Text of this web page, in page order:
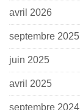
avril 2026
septembre 2025
juin 2025
avril 2025
septembre 2024